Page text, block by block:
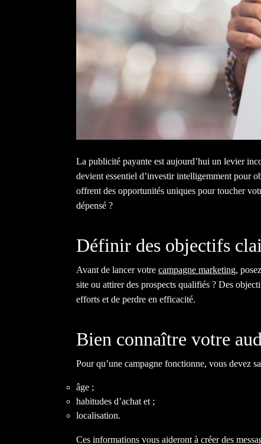
La publicité payante est aujourd’hui un levier
devient essentiel d’investir intelligemment pour
offrent des opportunités uniques pour toucher
dépensé ?
Définir des objectifs
Avant de lancer votre campagne marketing,
site ou attirer des prospects qualifiés ? Des
efforts et de perdre en efficacité.
Bien connaître votre
Pour qu’une campagne fonctionne, vous devez
âge ;
habitudes d’achat et ;
localisation.
Ces informations vous aideront à créer des